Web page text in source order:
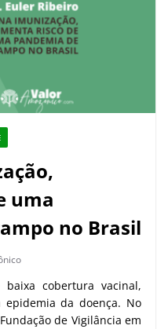
uma
no Brasil
cobertura vacinal,
da doença. No
de Vigilância em